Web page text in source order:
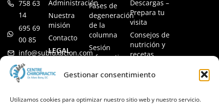
Gestionar consentimiento
Utilizamos cookies para optimizar nuestro sitio web y nuestro servicio.
758 63
14
695 69
00 85
info@subluxacion.com
Administración
Nuestra
misión
Contacto
LEGAL
Política de
Política de
Fases de
degeneración
de la
columna
Sesión
informativa
para familias
para
Descargas –
Prepara tu
visita
Consejos de
nutrición y
recetas
frecuentes